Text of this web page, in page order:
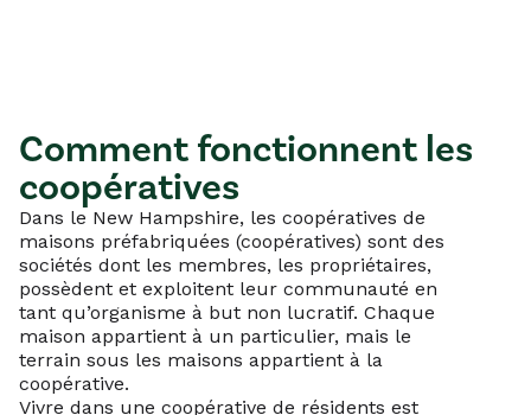
Comment fonctionnent les
coopératives
Dans le New Hampshire, les coopératives de
maisons préfabriquées (coopératives) sont des
sociétés dont les membres, les propriétaires,
possèdent et exploitent leur communauté en
tant qu’organisme à but non lucratif. Chaque
maison appartient à un particulier, mais le
terrain sous les maisons appartient à la
coopérative.
Vivre dans une coopérative de résidents est